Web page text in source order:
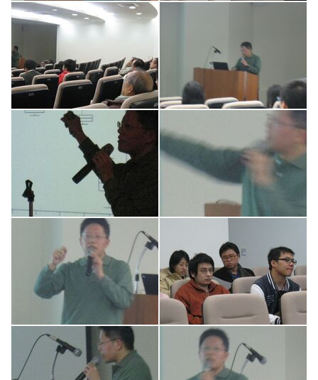
行事曆
我要捐贈
校友留言版